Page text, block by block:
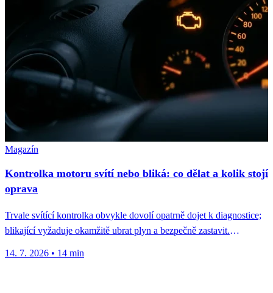
Magazín
Kontrolka motoru svítí nebo bliká: co dělat a kolik stojí
oprava
Trvale svítící kontrolka obvykle dovolí opatrně dojet k diagnostice;
blikající vyžaduje okamžitě ubrat plyn a bezpečně zastavit.
14. 7. 2026 • 14 min